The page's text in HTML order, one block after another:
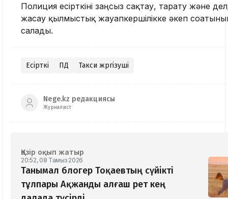
Полиция есірткіні заңсыз сақтау, тарату және
жасау қылмыстық жауапкершілікке әкеп
салады.
Есірткі ПД Такси жүргізуші
Nege.kz редакциясы
Журналист
Қазір оқып жатыр
20:52, 08 Тамыз 2026
Танымал блогер Тоқаевтың сүйікті
тұлпары Ақжанды алғаш рет кең